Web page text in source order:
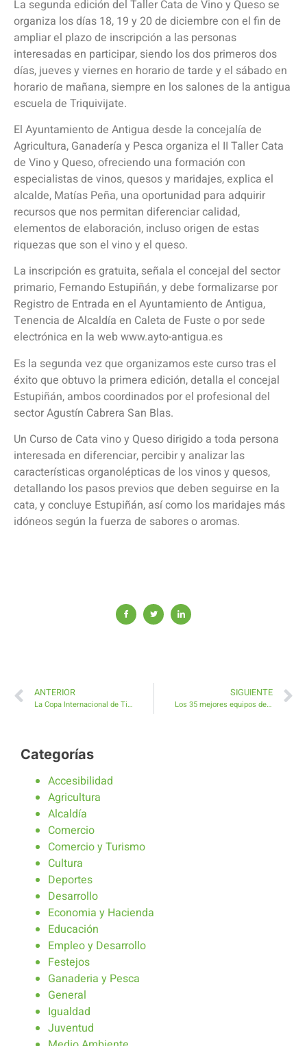
La segunda edición del Taller Cata de Vino y Queso se
organiza los días 18, 19 y 20 de diciembre con el fin de
ampliar el plazo de inscripción a las personas
interesadas en participar, siendo los dos primeros dos
días, jueves y viernes en horario de tarde y el sábado en
horario de mañana, siempre en los salones de la antigua
escuela de Triquivijate.
El Ayuntamiento de Antigua desde la concejalía de
Agricultura, Ganadería y Pesca organiza el II Taller Cata
de Vino y Queso, ofreciendo una formación con
especialistas de vinos, quesos y maridajes, explica el
alcalde, Matías Peña, una oportunidad para adquirir
recursos que nos permitan diferenciar calidad,
elementos de elaboración, incluso origen de estas
riquezas que son el vino y el queso.
La inscripción es gratuita, señala el concejal del sector
primario, Fernando Estupiñán, y debe formalizarse por
Registro de Entrada en el Ayuntamiento de Antigua,
Tenencia de Alcaldía en Caleta de Fuste o por sede
electrónica en la web www.ayto-antigua.es
Es la segunda vez que organizamos este curso tras el
éxito que obtuvo la primera edición, detalla el concejal
Estupiñán, ambos coordinados por el profesional del
sector Agustín Cabrera San Blas.
Un Curso de Cata vino y Queso dirigido a toda persona
interesada en diferenciar, percibir y analizar las
características organolépticas de los vinos y quesos,
detallando los pasos previos que deben seguirse en la
cata, y concluye Estupiñán, así como los maridajes más
idóneos según la fuerza de sabores o aromas.
ANTERIOR
La Copa Internacional de Tiro en MorroNegro alcanza su más alto nivel en calidad, participantes y magnífico ambiente
SIGUIENTE
Los 35 mejores equipos de Canarias participan este sábado en el XII Motor Solidario en Antigua
Categorías
Accesibilidad
Agricultura
Alcaldía
Comercio
Comercio y Turismo
Cultura
Deportes
Desarrollo
Economia y Hacienda
Educación
Empleo y Desarrollo
Festejos
Ganaderia y Pesca
General
Igualdad
Juventud